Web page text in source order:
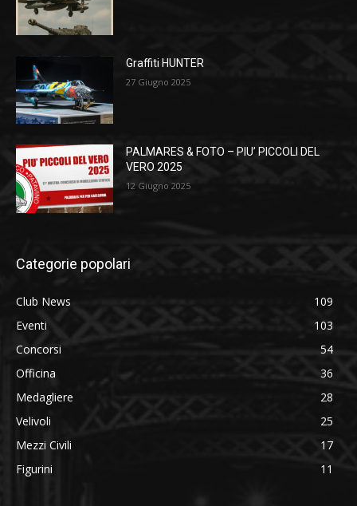
Graffiti HUNTER
27 Giugno 2025
PALMARES & FOTO – PIU’ PICCOLI DEL
VERO 2025
12 Giugno 2025
Categorie popolari
Club News
109
Eventi
103
Concorsi
54
Officina
36
Medagliere
28
Velivoli
25
Mezzi Civili
17
Figurini
11